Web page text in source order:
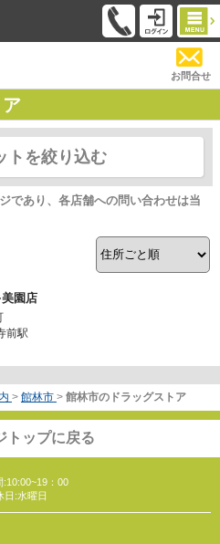
お問合せ
トを絞り込む
であり、各店舗への問い合わせは当
園店
前駅
> 館林市 > 館林市のドラッグストア
トップに戻る
:10:00~19：00
日:水曜日